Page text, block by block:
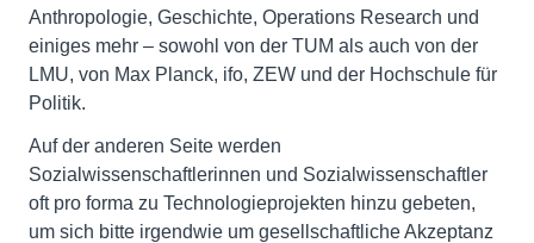
Anthropologie, Geschichte, Operations Research und
einiges mehr – sowohl von der TUM als auch von der
LMU, von Max Planck, ifo, ZEW und der Hochschule für
Politik.
Auf der anderen Seite werden
Sozialwissenschaftlerinnen und Sozialwissenschaftler
oft pro forma zu Technologieprojekten hinzu gebeten,
um sich bitte irgendwie um gesellschaftliche Akzeptanz